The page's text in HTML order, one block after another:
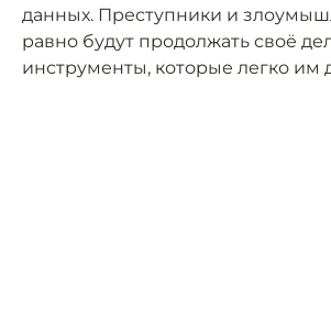
данных. Преступники и
равно будут продолжать своё
инструменты, которые легко им